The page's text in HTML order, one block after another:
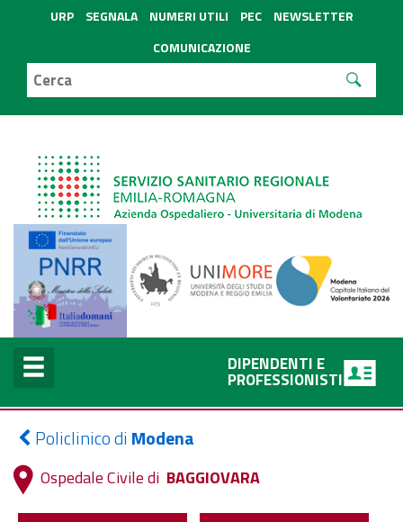
URP SEGNALA NUMERI UTILI PEC
NEWSLETTER
COMUNICAZIONE
DIPENDENTI E
PROFESSIONISTI
Policlinico di Modena
Ospedale Civile di BAGGIOVARA